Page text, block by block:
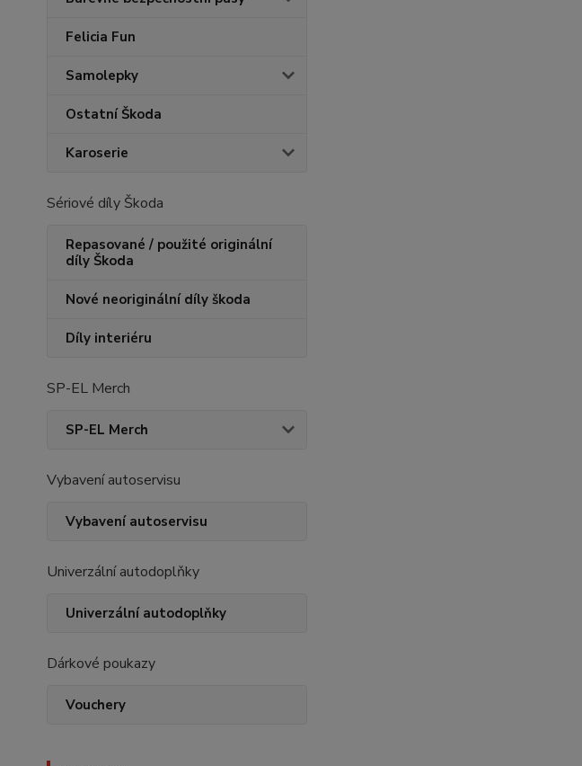
Felicia Fun
Samolepky
Ostatní Škoda
Karoserie
Sériové díly Škoda
Repasované / použité originální
díly Škoda
Nové neoriginální díly škoda
Díly interiéru
SP-EL Merch
SP-EL Merch
Vybavení autoservisu
Vybavení autoservisu
Univerzální autodoplňky
Univerzální autodoplňky
Dárkové poukazy
Vouchery